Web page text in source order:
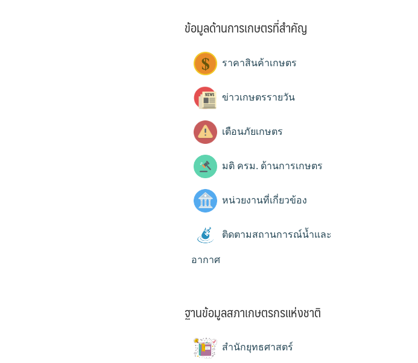
ข้อมูลด้านการเกษตรที่สำคัญ
ราคาสินค้าเกษตร
ข่าวเกษตรรายวัน
เตือนภัยเกษตร
มติ ครม. ด้านการเกษตร
หน่วยงานที่เกี่ยวข้อง
ติดตามสถานการณ์น้ำและ
อากาศ
ฐานข้อมูลสภาเกษตรกรแห่งชาติ
สำนักยุทธศาสตร์